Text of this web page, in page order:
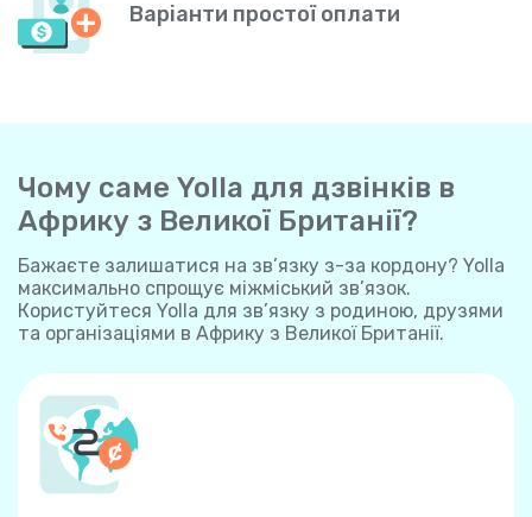
Варіанти простої оплати
Чому саме Yolla для дзвінків в
Африку з Великої Британії?
Бажаєте залишатися на зв’язку з-за кордону? Yolla
максимально спрощує міжміський зв’язок.
Користуйтеся Yolla для зв’язку з родиною, друзями
та організаціями в Африку з Великої Британії.